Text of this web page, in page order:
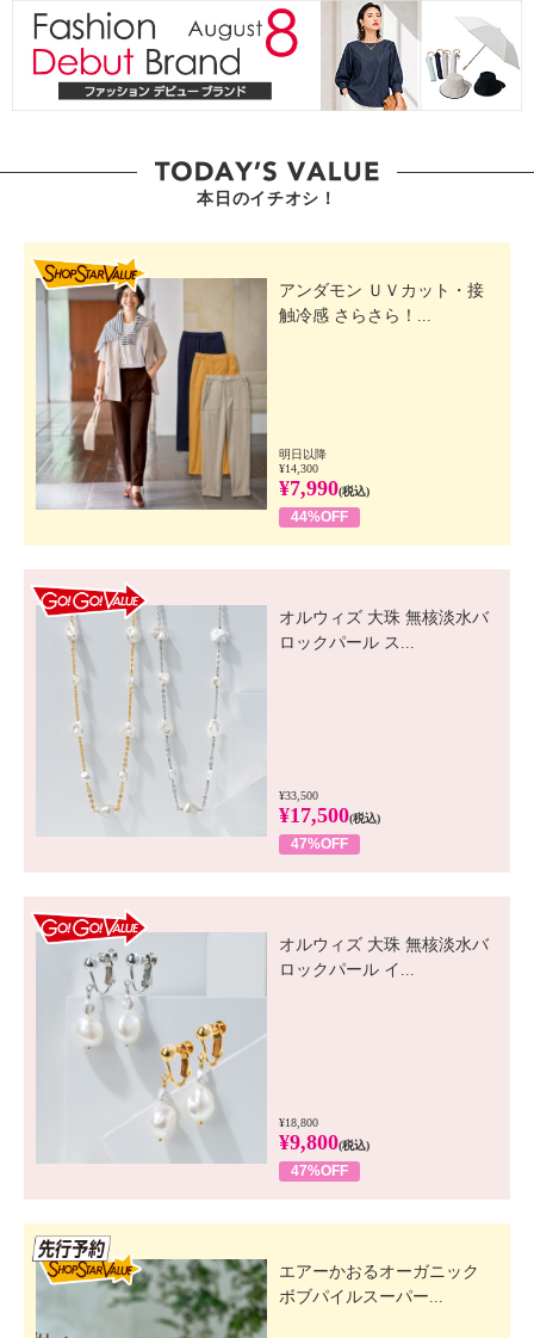
本日のイチオシ！
アンダモン ＵＶカット・接
触冷感 さらさら！...
明日以降
¥14,300
¥7,990(税込)
44%OFF
オルウィズ 大珠 無核淡水バ
ロックパール ス...
¥33,500
¥17,500(税込)
47%OFF
オルウィズ 大珠 無核淡水バ
ロックパール イ...
¥18,800
¥9,800(税込)
47%OFF
エアーかおるオーガニック
ボブパイルスーパー...